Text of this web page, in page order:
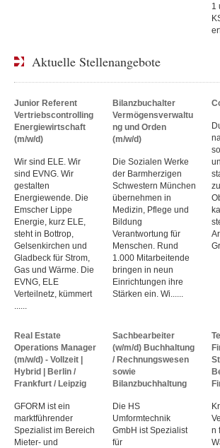
1
Aktuelle Stellenangebote
Junior Referent
Vertriebscontrolling
Energiewirtschaft
(m/w/d)
Wir sind ELE. Wir
sind EVNG. Wir
gestalten
Energiewende. Die
Emscher Lippe
Energie, kurz ELE,
steht in Bottrop,
Gelsenkirchen und
Gladbeck für Strom,
Gas und Wärme. Die
EVNG, ELE
Verteilnetz, kümmert
Bilanzbuchalter
Vermögensverwaltu
ng und Orden
(m/w/d)
Die Sozialen Werke
der Barmherzigen
Schwestern München
übernehmen in
Medizin, Pflege und
Bildung
Verantwortung für
Menschen. Rund
1.000 Mitarbeitende
bringen in neun
Einrichtungen ihre
Stärken ein. Wi......
Real Estate
Operations Manager
(m/w/d) - Vollzeit |
Hybrid | Berlin /
Frankfurt / Leipzig
GFORM ist ein
marktführender
Spezialist im Bereich
Mieter- und
Sachbearbeiter
(w/m/d) Buchhaltung
/ Rechnungswesen
sowie
Bilanzbuchhaltung
Die HS
Umformtechnik
GmbH ist Spezialist
für
n